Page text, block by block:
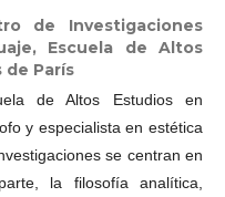
de Investigaciones
Escuela de Altos
de París
de Altos Estudios en
y especialista en estética
se centran en
la filosofía analítica,